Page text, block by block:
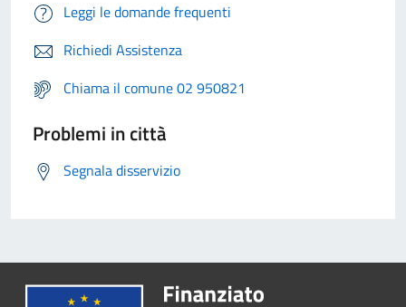
Leggi le domande frequenti
Richiedi Assistenza
Chiama il comune 02 950821
Problemi in città
Segnala disservizio